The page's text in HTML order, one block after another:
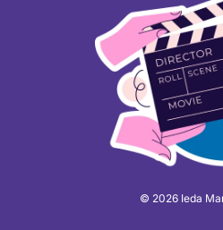
© 2026 Ieda